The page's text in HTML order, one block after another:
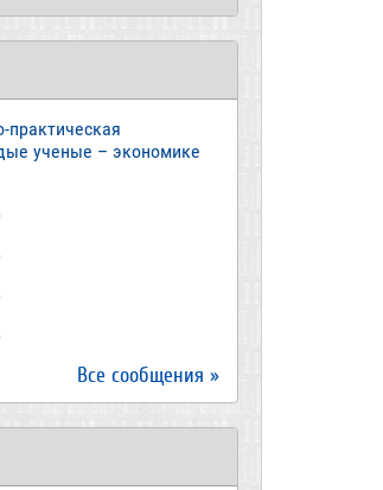
практическая
ученые – экономике
Все сообщения »